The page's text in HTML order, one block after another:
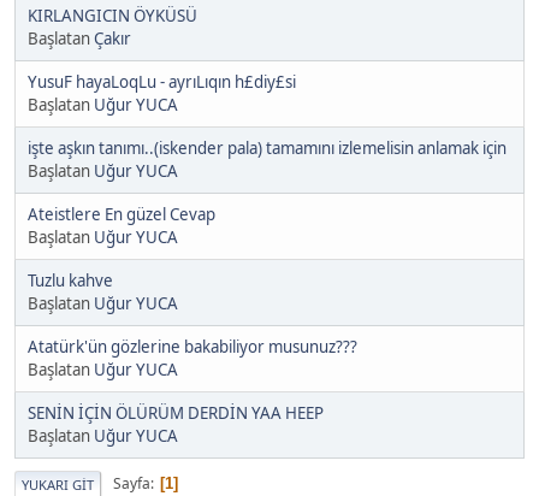
KIRLANGICIN ÖYKÜSÜ
BaşlatanÇakır
YusuF hayaLoqLu - ayrıLıqın h£diy£si
Başlatan Uğur YUCA
işte aşkın tanımı..(iskender pala) tamamını izlemelisin anlamak için
Başlatan Uğur YUCA
Ateistlere En güzel Cevap
Başlatan Uğur YUCA
Tuzlu kahve
Başlatan Uğur YUCA
Atatürk'ün gözlerine bakabiliyor musunuz???
Başlatan Uğur YUCA
SENİN İÇİN ÖLÜRÜM DERDİN YAA HEEP
Başlatan Uğur YUCA
YUKARI GIT Sayfa 1